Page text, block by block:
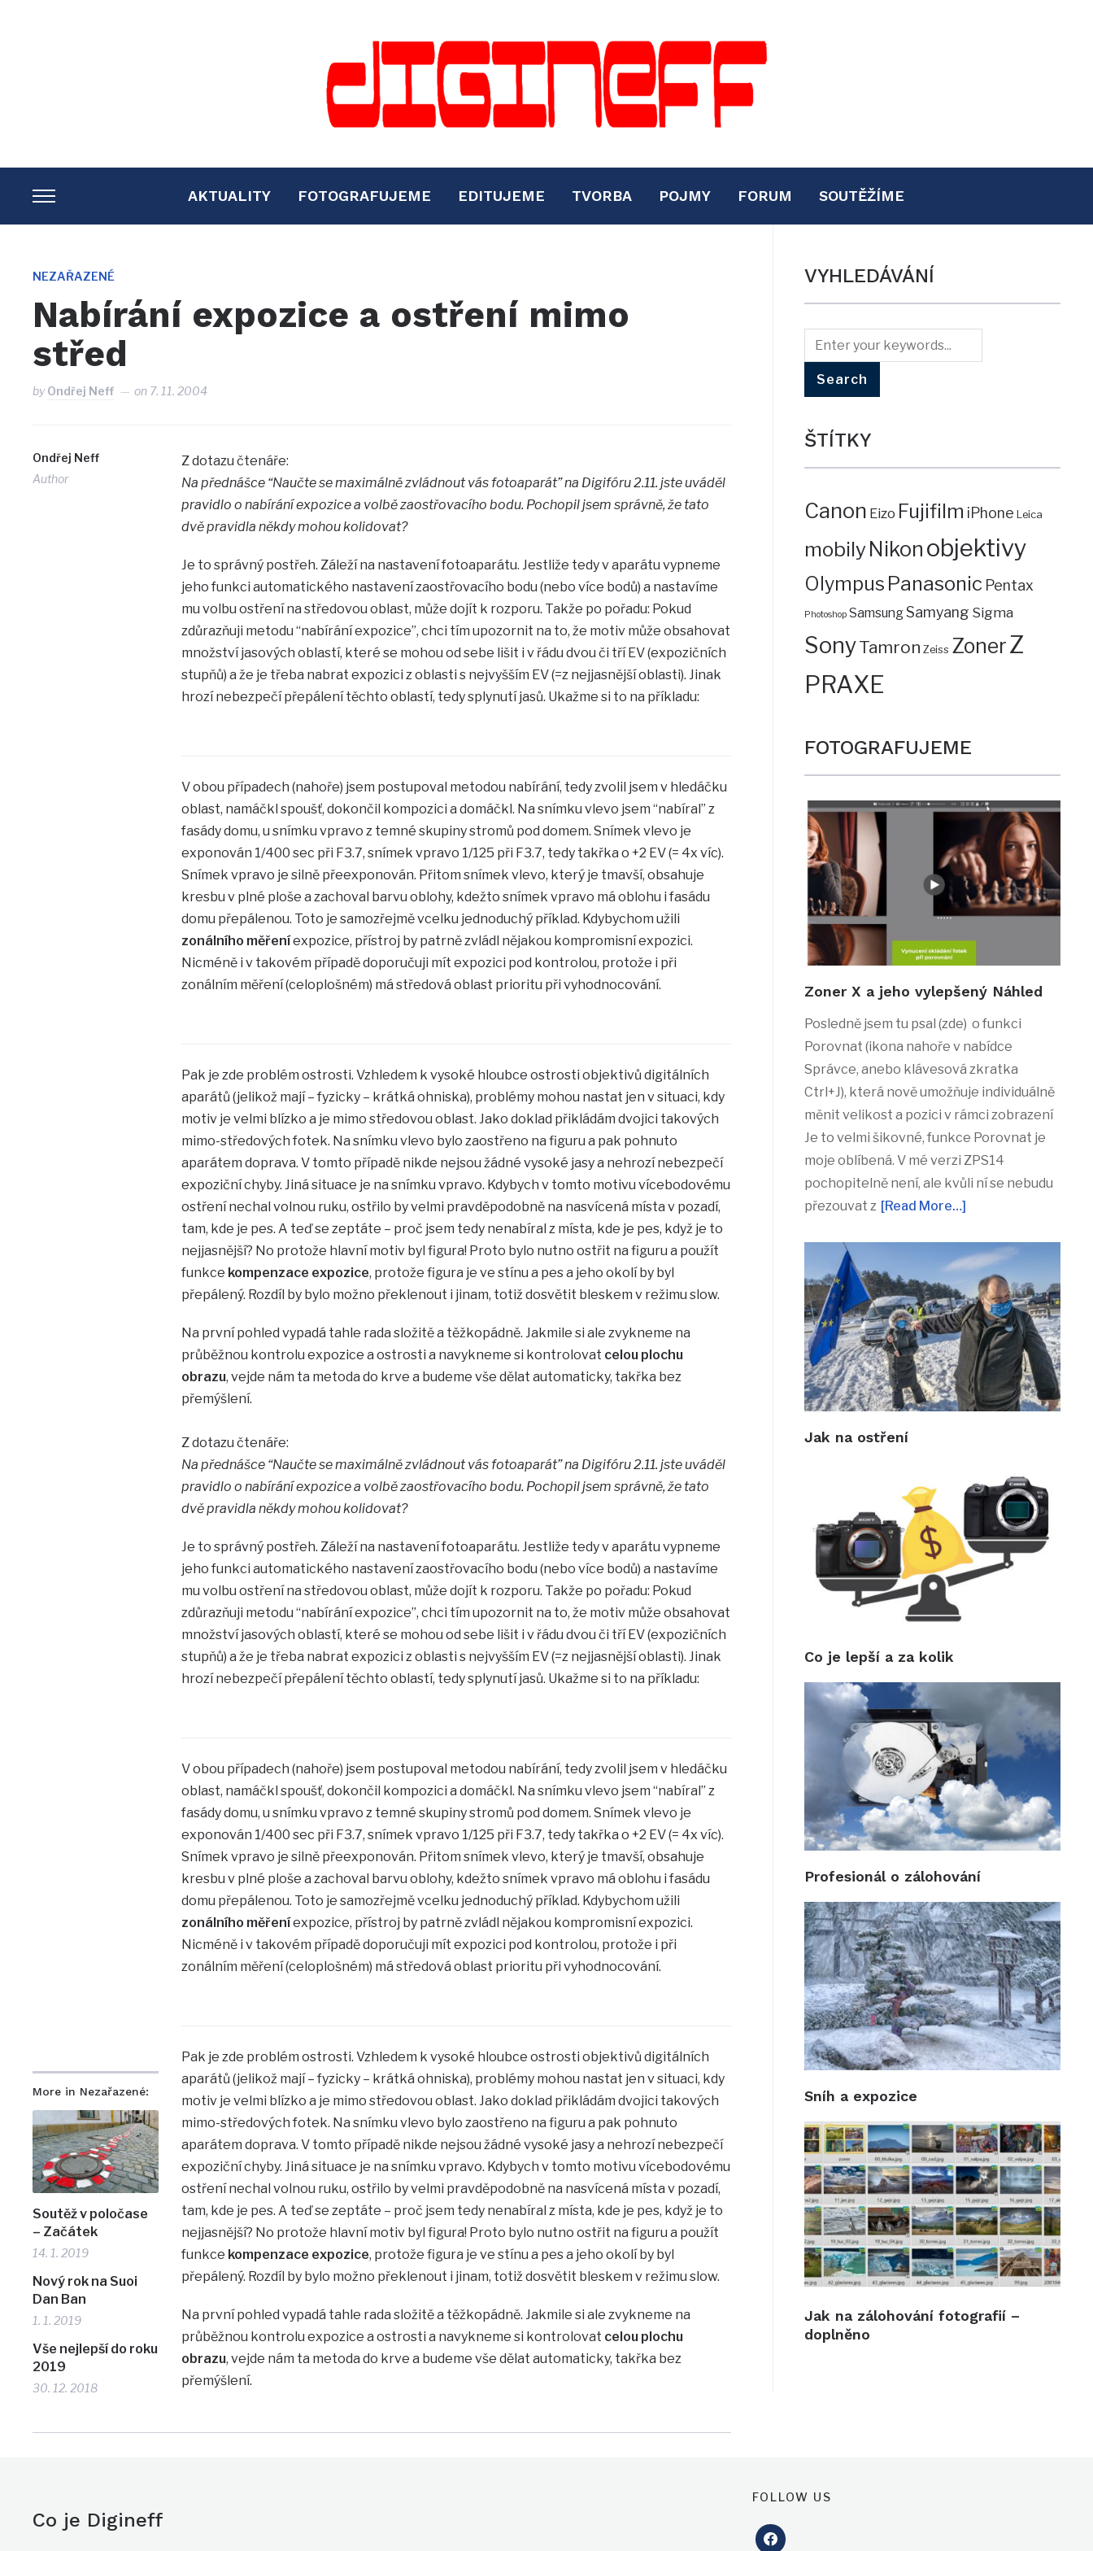
TOGGLE
SIDEBAR
NAVIGATION
AKTUALITY FOTOGRAFUJEME EDITUJEME TVORBA POJMY FORUM SOUTĚŽÍME
NEZAŘAZENÉ
Nabírání expozice a ostření mimo
střed
byOndřej Neff on 7. 11. 2004
Ondřej Neff
Author
More in Nezařazené:
Soutěž v poločase
– Začátek
14. 1. 2019
Nový rok na Suoi
Dan Ban
1. 1. 2019
Vše nejlepší do roku
2019
30. 12. 2018
Z dotazu čtenáře:
Na přednášce “Naučte se maximálně zvládnout vás fotoaparát” na Digifóru 2.11. jste uváděl
pravidlo o nabírání expozice a volbě zaostřovacího bodu. Pochopil jsem správně, že tato
dvě pravidla někdy mohou kolidovat?
Je to správný postřeh. Záleží na nastavení fotoaparátu. Jestliže tedy v aparátu vypneme
jeho funkci automatického nastavení zaostřovacího bodu (nebo více bodů) a nastavíme
mu volbu ostření na středovou oblast, může dojít k rozporu. Takže po pořadu: Pokud
zdůrazňuji metodu “nabírání expozice”, chci tím upozornit na to, že motiv může obsahovat
množství jasových oblastí, které se mohou od sebe lišit i v řádu dvou či tří EV (expozičních
stupňů) a že je třeba nabrat expozici z oblasti s nejvyšším EV (=z nejjasnější oblasti). Jinak
hrozí nebezpečí přepálení těchto oblastí, tedy splynutí jasů. Ukažme si to na příkladu:
V obou případech (nahoře) jsem postupoval metodou nabírání, tedy zvolil jsem v hledáčku
oblast, namáčkl spoušť, dokončil kompozici a domáčkl. Na snímku vlevo jsem “nabíral” z
fasády domu, u snímku vpravo z temné skupiny stromů pod domem. Snímek vlevo je
exponován 1/400 sec při F3.7, snímek vpravo 1/125 při F3.7, tedy takřka o +2 EV (= 4x víc).
Snímek vpravo je silně přeexponován. Přitom snímek vlevo, který je tmavší, obsahuje
kresbu v plné ploše a zachoval barvu oblohy, kdežto snímek vpravo má oblohu i fasádu
domu přepálenou. Toto je samozřejmě vcelku jednoduchý příklad. Kdybychom užili
zonálního měřeníexpozice, přístroj by patrně zvládl nějakou kompromisní expozici.
Nicméně i v takovém případě doporučuji mít expozici pod kontrolou, protože i při
zonálním měření (celoplošném) má středová oblast prioritu při vyhodnocování.
Pak je zde problém ostrosti. Vzhledem k vysoké hloubce ostrosti objektivů digitálních
aparátů (jelikož mají – fyzicky – krátká ohniska), problémy mohou nastat jen v situaci, kdy
motiv je velmi blízko a je mimo středovou oblast. Jako doklad přikládám dvojici takových
mimo-středových fotek. Na snímku vlevo bylo zaostřeno na figuru a pak pohnuto
aparátem doprava. V tomto případě nikde nejsou žádné vysoké jasy a nehrozí nebezpečí
expoziční chyby. Jiná situace je na snímku vpravo. Kdybych v tomto motivu vícebodovému
ostření nechal volnou ruku, ostřilo by velmi pravděpodobně na nasvícená místa v pozadí,
tam, kde je pes. A teď se zeptáte – proč jsem tedy nenabíral z místa, kde je pes, když je to
nejjasnější? No protože hlavní motiv byl figura! Proto bylo nutno ostřit na figuru a použít
funkce kompenzace expozice, protože figura je ve stínu a pes a jeho okolí by byl
přepálený. Rozdíl by bylo možno překlenout i jinam, totiž dosvětit bleskem v režimu slow.
Na první pohled vypadá tahle rada složitě a těžkopádně. Jakmile si ale zvykneme na
průběžnou kontrolu expozice a ostrosti a navykneme si kontrolovat celou plochu
obrazu, vejde nám ta metoda do krve a budeme vše dělat automaticky, takřka bez
přemýšlení.
Z dotazu čtenáře:
Na přednášce “Naučte se maximálně zvládnout vás fotoaparát” na Digifóru 2.11. jste uváděl
pravidlo o nabírání expozice a volbě zaostřovacího bodu. Pochopil jsem správně, že tato
dvě pravidla někdy mohou kolidovat?
Je to správný postřeh. Záleží na nastavení fotoaparátu. Jestliže tedy v aparátu vypneme
jeho funkci automatického nastavení zaostřovacího bodu (nebo více bodů) a nastavíme
mu volbu ostření na středovou oblast, může dojít k rozporu. Takže po pořadu: Pokud
zdůrazňuji metodu “nabírání expozice”, chci tím upozornit na to, že motiv může obsahovat
množství jasových oblastí, které se mohou od sebe lišit i v řádu dvou či tří EV (expozičních
stupňů) a že je třeba nabrat expozici z oblasti s nejvyšším EV (=z nejjasnější oblasti). Jinak
hrozí nebezpečí přepálení těchto oblastí, tedy splynutí jasů. Ukažme si to na příkladu:
V obou případech (nahoře) jsem postupoval metodou nabírání, tedy zvolil jsem v hledáčku
oblast, namáčkl spoušť, dokončil kompozici a domáčkl. Na snímku vlevo jsem “nabíral” z
fasády domu, u snímku vpravo z temné skupiny stromů pod domem. Snímek vlevo je
exponován 1/400 sec při F3.7, snímek vpravo 1/125 při F3.7, tedy takřka o +2 EV (= 4x víc).
Snímek vpravo je silně přeexponován. Přitom snímek vlevo, který je tmavší, obsahuje
kresbu v plné ploše a zachoval barvu oblohy, kdežto snímek vpravo má oblohu i fasádu
domu přepálenou. Toto je samozřejmě vcelku jednoduchý příklad. Kdybychom užili
zonálního měřeníexpozice, přístroj by patrně zvládl nějakou kompromisní expozici.
Nicméně i v takovém případě doporučuji mít expozici pod kontrolou, protože i při
zonálním měření (celoplošném) má středová oblast prioritu při vyhodnocování.
Pak je zde problém ostrosti. Vzhledem k vysoké hloubce ostrosti objektivů digitálních
aparátů (jelikož mají – fyzicky – krátká ohniska), problémy mohou nastat jen v situaci, kdy
motiv je velmi blízko a je mimo středovou oblast. Jako doklad přikládám dvojici takových
mimo-středových fotek. Na snímku vlevo bylo zaostřeno na figuru a pak pohnuto
aparátem doprava. V tomto případě nikde nejsou žádné vysoké jasy a nehrozí nebezpečí
expoziční chyby. Jiná situace je na snímku vpravo. Kdybych v tomto motivu vícebodovému
ostření nechal volnou ruku, ostřilo by velmi pravděpodobně na nasvícená místa v pozadí,
tam, kde je pes. A teď se zeptáte – proč jsem tedy nenabíral z místa, kde je pes, když je to
nejjasnější? No protože hlavní motiv byl figura! Proto bylo nutno ostřit na figuru a použít
funkce kompenzace expozice, protože figura je ve stínu a pes a jeho okolí by byl
přepálený. Rozdíl by bylo možno překlenout i jinam, totiž dosvětit bleskem v režimu slow.
Na první pohled vypadá tahle rada složitě a těžkopádně. Jakmile si ale zvykneme na
průběžnou kontrolu expozice a ostrosti a navykneme si kontrolovat celou plochu
obrazu, vejde nám ta metoda do krve a budeme vše dělat automaticky, takřka bez
přemýšlení.
VYHLEDÁVÁNÍ
ŠTÍTKY
Canon Eizo Fujifilm iPhone Leica
mobilyNikon objektivy
Olympus Panasonic Pentax
Photoshop SamsungSamyang Sigma
SonyTamron Zeiss ZonerZ
PRAXE
FOTOGRAFUJEME
Zoner X a jeho vylepšený Náhled
Posledně jsem tu psal (zde) o funkci
Porovnat (ikona nahoře v nabídce
Správce, anebo klávesová zkratka
Ctrl+J), která nově umožňuje individuálně
měnit velikost a pozici v rámci zobrazení
Je to velmi šikovné, funkce Porovnat je
moje oblíbená. V mé verzi ZPS14
pochopitelně není, ale kvůli ní se nebudu
přezouvat z [Read More…]
Jak na ostření
Co je lepší a za kolik
Profesionál o zálohování
Sníh a expozice
Jak na zálohování fotografií –
doplněno
Co je Digineff
FOLLOW US
facebook